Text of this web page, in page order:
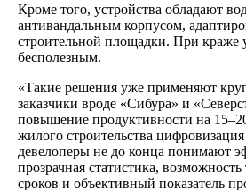
Кроме того, устройства обладают
антивандальным корпусом,
строительной площадки. При краже
бесполезным.
«Такие решения уже применяют
заказчики вроде «Сибура» и
повышение продуктивности на
жилого строительства
девелоперы не до конца понимают
прозрачная статистика,
сроков и объективный показатель